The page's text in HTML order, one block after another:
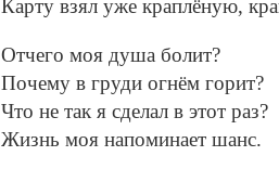
Карту взял уже краплёную,
Отчего моя душа болит?
Почему в груди огнём горит?
Что не так я сделал в этот раз?
Жизнь моя напоминает шанс.